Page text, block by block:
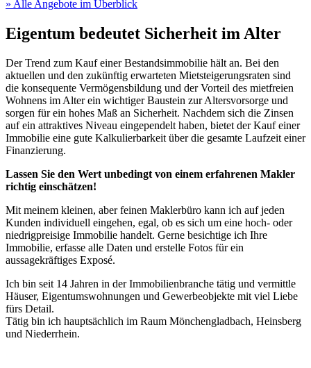
» Alle Angebote im Überblick
Eigentum bedeutet Sicherheit im Alter
Der Trend zum Kauf einer Bestandsimmobilie hält an. Bei den
aktuellen und den zukünftig erwarteten Mietsteigerungsraten sind
die konsequente Vermögensbildung und der Vorteil des mietfreien
Wohnens im Alter ein wichtiger Baustein zur Altersvorsorge und
sorgen für ein hohes Maß an Sicherheit. Nachdem sich die Zinsen
auf ein attraktives Niveau eingependelt haben, bietet der Kauf einer
Immobilie eine gute Kalkulierbarkeit über die gesamte Laufzeit einer
Finanzierung.
Lassen Sie den Wert unbedingt von einem erfahrenen Makler
richtig einschätzen!
Mit meinem kleinen, aber feinen Maklerbüro kann ich auf jeden
Kunden individuell eingehen, egal, ob es sich um eine hoch- oder
niedrigpreisige Immobilie handelt. Gerne besichtige ich Ihre
Immobilie, erfasse alle Daten und erstelle Fotos für ein
aussagekräftiges Exposé.
Ich bin seit 14 Jahren in der Immobilienbranche tätig und vermittle
Häuser, Eigentumswohnungen und Gewerbeobjekte mit viel Liebe
fürs Detail.
Tätig bin ich hauptsächlich im Raum Mönchengladbach, Heinsberg
und Niederrhein.